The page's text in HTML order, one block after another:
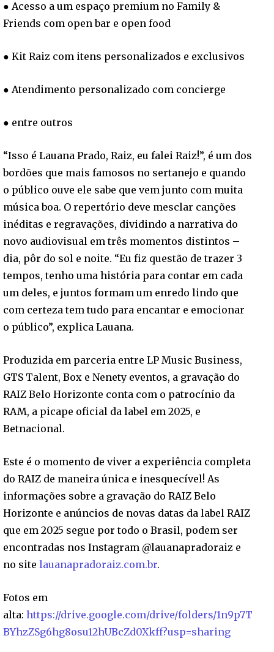
● Acesso a um espaço premium no Family &
Friends com open bar e open food
● Kit Raiz com itens personalizados e exclusivos
● Atendimento personalizado com concierge
● entre outros
“Isso é Lauana Prado, Raiz, eu falei Raiz!”, é um dos
bordões que mais famosos no sertanejo e quando
o público ouve ele sabe que vem junto com muita
música boa. O repertório deve mesclar canções
inéditas e regravações, dividindo a narrativa do
novo audiovisual em três momentos distintos –
dia, pôr do sol e noite. “Eu fiz questão de trazer 3
tempos, tenho uma história para contar em cada
um deles, e juntos formam um enredo lindo que
com certeza tem tudo para encantar e emocionar
o público”, explica Lauana.
Produzida em parceria entre LP Music Business,
GTS Talent, Box e Nenety eventos, a gravação do
RAIZ Belo Horizonte conta com o patrocínio da
RAM, a picape oficial da label em 2025, e
Betnacional.
Este é o momento de viver a experiência completa
do RAIZ de maneira única e inesquecível! As
informações sobre a gravação do RAIZ Belo
Horizonte e anúncios de novas datas da label RAIZ
que em 2025 segue por todo o Brasil, podem ser
encontradas nos Instagram @lauanapradoraiz e
no site lauanapradoraiz.com.br.
Fotos em
alta: https://drive.google.com/drive/folders/1n9p7T
BYhzZSg6hg8osu12hUBcZd0Xkff?usp=sharing